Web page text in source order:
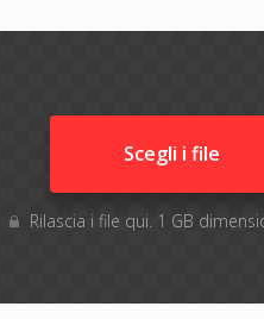
Scegli i file
Rilascia i file qui. 1 GB